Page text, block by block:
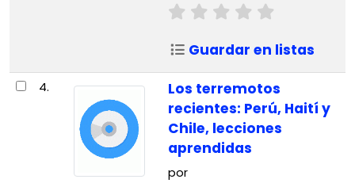
Guardar en listas
4.
Los terremotos
recientes: Perú, Haití y
Chile, lecciones
aprendidas
por